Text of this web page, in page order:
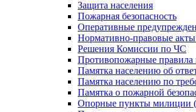
Защита населения
Пожарная безопасность
Оперативные
Нормативно-правовые
Решения Комиссии по ЧС
Противопожарные правила
Памятка населению об
Памятка населению по
Памятка о пожарной
Опорные пункты милиции